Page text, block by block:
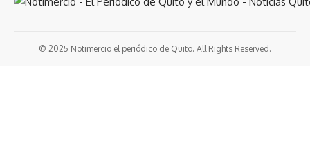
© 2025 Notimercio el periódico de Quito. All Rights Reserved.